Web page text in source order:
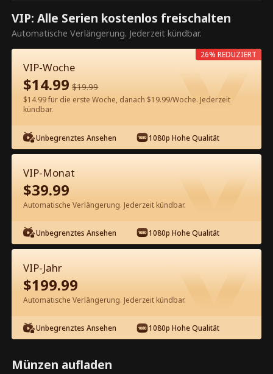
Dies ist eine kostenpflichtige
Episode. Bitte entsperren, um
weiterzusehen.
60Jetzt entsperren
Kostenlos in der App ansehen
Episode 26 - Liebe nach der
Wiedergeburt: Verwöhnt vom Onkel
Kompletter Film
1-50 51-95
26 27 29 30
VIP: Alle Serien kostenlos freischalten
Automatische Verlängerung. Jederzeit kündbar.
VIP-Woche
$14.99 $19.99
$14.99 für die erste Woche, danach $19.99/Woche. Jederzeit
kündbar.
Unbegrenztes Ansehen 1080p Hohe Qualität
26% REDUZIERT
VIP-Monat
$39.99
Automatische Verlängerung. Jederzeit kündbar.
Unbegrenztes Ansehen 1080p Hohe Qualität
VIP-Jahr
$199.99
Automatische Verlängerung. Jederzeit kündbar.
Unbegrenztes Ansehen 1080p Hohe Qualität
Münzen aufladen